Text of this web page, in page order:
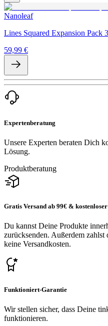
Nanoleaf
Lines Squared Expansion Pack
59,99 €
Expertenberatung
Unsere Experten beraten Dich
Lösung.
Produktberatung
Gratis Versand ab 99€ &
Du kannst Deine Produkte
zurücksenden. Außerdem
keine Versandkosten.
Funktioniert-Garantie
Wir stellen sicher, dass Deine
funktionieren.